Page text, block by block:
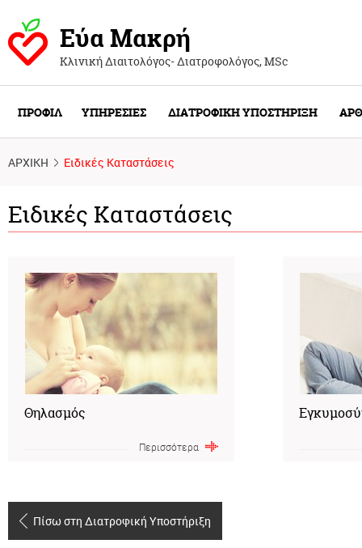
Εύα Μακρή
Κλινική Διαιτολόγος- Διατροφολόγος, ΜSc
ΠΡΟΦΙΛ ΥΠΗΡΕΣΙΕΣ ΔΙΑΤΡΟΦΙΚΗ ΥΠΟΣΤΗΡΙΞΗ
ΑΡΧΙΚΗ Ειδικές Καταστάσεις
Ειδικές Καταστάσεις
Θηλασμός
Περισσότερα
Πίσω στη Διατροφική Υποστήριξη